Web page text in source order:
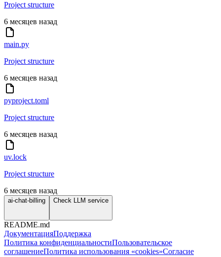
Project structure
6 месяцев назад
main.py
Project structure
6 месяцев назад
pyproject.toml
Project structure
6 месяцев назад
uv.lock
Project structure
6 месяцев назад
ai-chat-billing Check LLM service
README.md
ДокументацияПоддержка
Политика конфиденциальностиПользовательское
соглашениеПолитика использования «cookies»Согласие